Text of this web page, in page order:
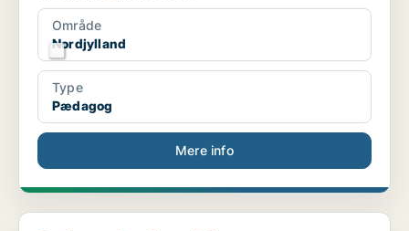
Område
Nordjylland
Type
Pædagog
Mere info
Pædagog/pædagogisk assistent/medhjælper til Hansst...